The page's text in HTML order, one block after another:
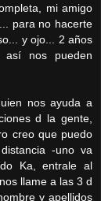
mi amigo
para no hacerte
y ojo... 2 años
nos pueden
nos ayuda a
d la gente,
creo que puedo
-uno va
Ka, entrale al
llame a las 3 d
y apellidos